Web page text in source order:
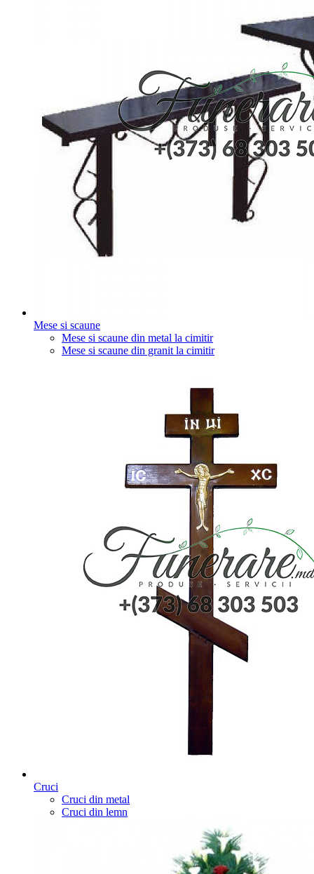
Mese si scaune
Mese si scaune din metal la cimitir
Mese si scaune din granit la cimitir
Cruci
Cruci din metal
Cruci din lemn